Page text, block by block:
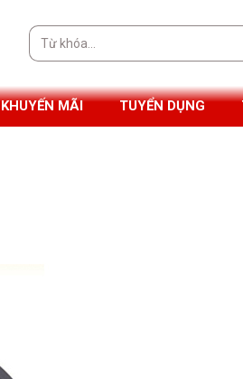
Tìm
kiếm:
KHUYẾN MÃI TUYỂN DỤNG